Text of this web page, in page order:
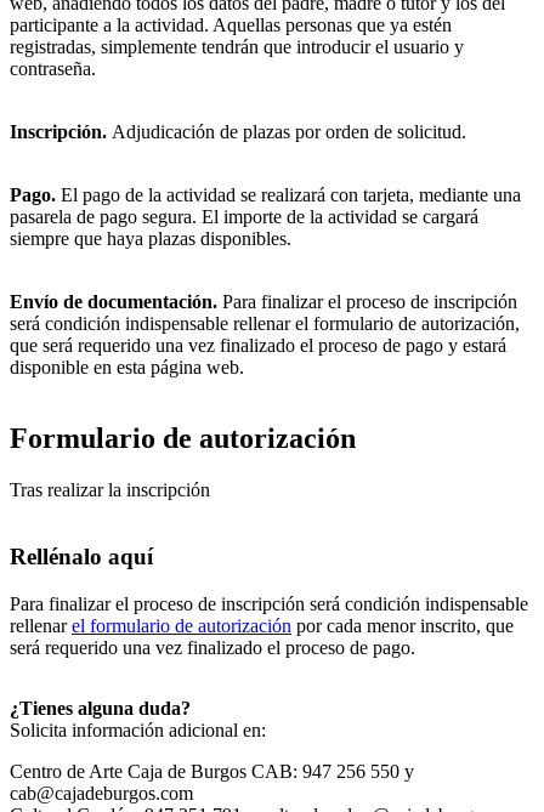
participante a la actividad. Aquellas personas que ya estén
registradas, simplemente tendrán que introducir el usuario y
contraseña.
Inscripción. Adjudicación de plazas por orden de solicitud.
Pago. El pago de la actividad se realizará con tarjeta, mediante una
pasarela de pago segura. El importe de la actividad se cargará
siempre que haya plazas disponibles.
Envío de documentación. Para finalizar el proceso de inscripción
será condición indispensable rellenar el formulario de autorización,
que será requerido una vez finalizado el proceso de pago y estará
disponible en esta página web.
Formulario de autorización
Tras realizar la inscripción
Rellénalo aquí
Para finalizar el proceso de inscripción será condición indispensable
rellenarel formulario de autorización por cada menor inscrito, que
será requerido una vez finalizado el proceso de pago.
¿Tienes alguna duda?
Solicita información adicional en:
Centro de Arte Caja de Burgos CAB: 947 256 550 y
cab@cajadeburgos.com